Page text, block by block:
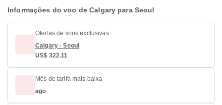
Informações do voo de Calgary para Seoul
Ofertas de voos exclusivas
Calgary - Seoul
US$ 322.11
Mês de tarifa mais baixa
ago